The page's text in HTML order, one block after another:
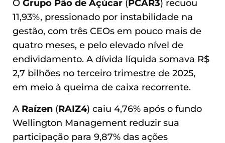
O Grupo Pão de Açúcar (PCAR3) recuou
11,93%, pressionado por instabilidade na
gestão, com três CEOs em pouco mais de
quatro meses, e pelo elevado nível de
endividamento. A dívida líquida somava R$
2,7 bilhões no terceiro trimestre de 2025,
em meio à queima de caixa recorrente.
A Raízen (RAIZ4) caiu 4,76% após o fundo
Wellington Management reduzir sua
participação para 9,87% das ações